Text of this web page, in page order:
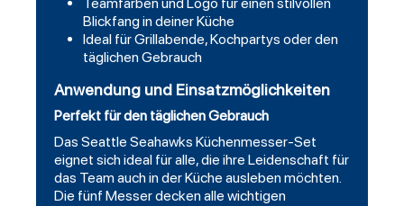
Blickfang in deiner Küche
Ideal für Grillabende, Kochpartys oder den
täglichen Gebrauch
Anwendung und Einsatzmöglichkeiten
Perfekt für den täglichen Gebrauch
Das Seattle Seahawks Küchenmesser-Set
eignet sich ideal für alle, die ihre Leidenschaft für
das Team auch in der Küche ausleben möchten.
Die fünf Messer decken alle wichtigen